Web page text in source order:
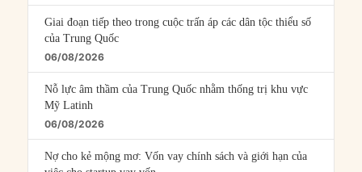
Giai đoạn tiếp theo trong cuộc trấn áp các dân tộc thiểu số
của Trung Quốc
06/08/2026
Nỗ lực âm thầm của Trung Quốc nhằm thống trị khu vực
Mỹ Latinh
06/08/2026
Nợ cho kẻ mộng mơ: Vốn vay chính sách và giới hạn của